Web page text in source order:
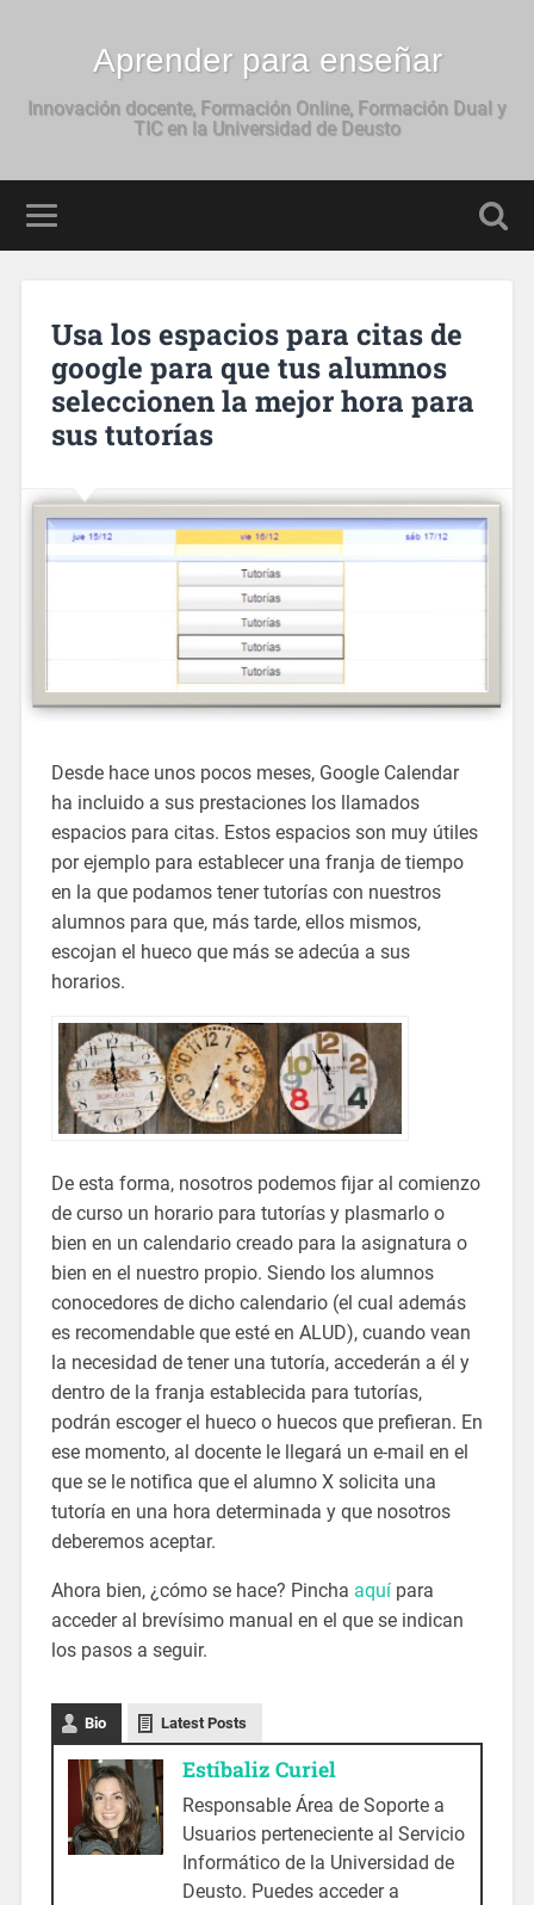
Aprender para enseñar
Innovación docente, Formación Online, Formación Dual y
TIC en la Universidad de Deusto
Usa los espacios para citas de
google para que tus alumnos
seleccionen la mejor hora para
sus tutorías
Desde hace unos pocos meses, Google Calendar
ha incluido a sus prestaciones los llamados
espacios para citas. Estos espacios son muy útiles
por ejemplo para establecer una franja de tiempo
en la que podamos tener tutorías con nuestros
alumnos para que, más tarde, ellos mismos,
escojan el hueco que más se adecúa a sus
horarios.
De esta forma, nosotros podemos fijar al comienzo
de curso un horario para tutorías y plasmarlo o
bien en un calendario creado para la asignatura o
bien en el nuestro propio. Siendo los alumnos
conocedores de dicho calendario (el cual además
es recomendable que esté en ALUD), cuando vean
la necesidad de tener una tutoría, accederán a él y
dentro de la franja establecida para tutorías,
podrán escoger el hueco o huecos que prefieran. En
ese momento, al docente le llegará un e-mail en el
que se le notifica que el alumno X solicita una
tutoría en una hora determinada y que nosotros
deberemos aceptar.
Ahora bien, ¿cómo se hace? Pincha aquípara
acceder al brevísimo manual en el que se indican
los pasos a seguir.
Bio Latest Posts
Estíbaliz Curiel
Responsable Área de Soporte a
Usuarios perteneciente al Servicio
Informático de la Universidad de
Deusto. Puedes acceder a